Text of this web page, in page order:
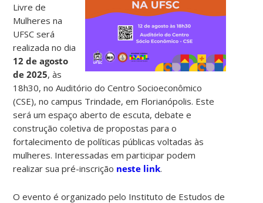
Livre de
Mulheres na
UFSC será
realizada no dia
12 de agosto
de 2025, às
18h30, no Auditório do Centro Socioeconômico
(CSE), no campus Trindade, em Florianópolis. Este
será um espaço aberto de escuta, debate e
construção coletiva de propostas para o
fortalecimento de políticas públicas voltadas às
mulheres. Interessadas em participar podem
realizar sua pré-inscrição neste link.
O evento é organizado pelo Instituto de Estudos de